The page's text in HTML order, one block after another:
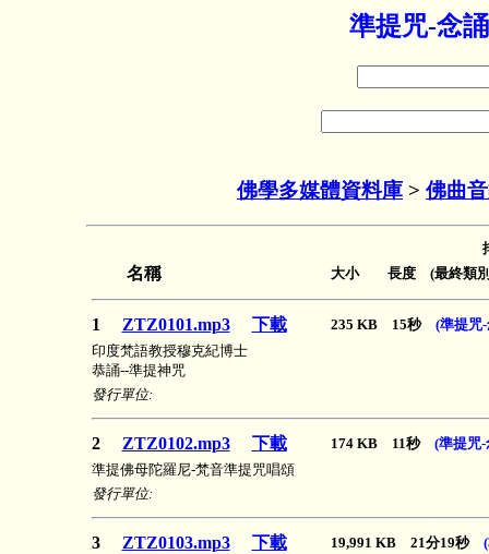
準提咒-念
佛學多媒體資料庫 > 佛曲
名稱 大小 長度 (最終類
1 ZTZ0101.mp3 下載 235 KB 15秒 (準提咒
印度梵語教授穆克紀博士
恭誦--準提神咒
發行單位:
2 ZTZ0102.mp3 下載 174 KB 11秒 (準提咒-
準提佛母陀羅尼-梵音準提咒唱頌
發行單位:
3 ZTZ0103.mp3 下載 19,991 KB 21分19秒